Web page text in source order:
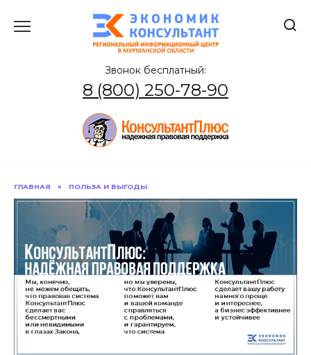
содержанию
Звонок бесплатный:
8 (800) 250-78-90
ГЛАВНАЯ » ПОЛЬЗА И ВЫГОДЫ